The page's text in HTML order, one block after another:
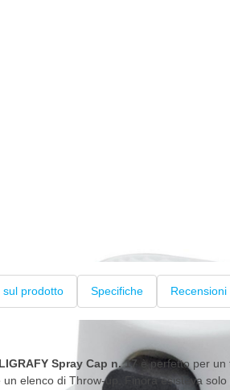
sul prodotto Specifiche
sul prodotto
Spray Cap n. 17 è perfetto per
un elenco di Throw-up. Finora esisteva